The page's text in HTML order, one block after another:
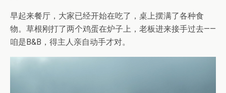
早起来餐厅，大家已经开始在吃了，桌上摆满了各种食
物。草根刚打了两个鸡蛋在炉子上，老板进来接手过去——
咱是B&B，得主人亲自动手才对。